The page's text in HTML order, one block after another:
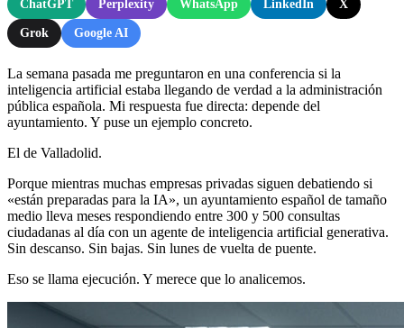
ChatGPT Perplexity WhatsApp LinkedIn X
Grok Google AI
La semana pasada me preguntaron en una conferencia si la
inteligencia artificial estaba llegando de verdad a la administración
pública española. Mi respuesta fue directa: depende del
ayuntamiento. Y puse un ejemplo concreto.
El de Valladolid.
Porque mientras muchas empresas privadas siguen debatiendo si
«están preparadas para la IA», un ayuntamiento español de tamaño
medio lleva meses respondiendo entre 300 y 500 consultas
ciudadanas al día con un agente de inteligencia artificial generativa.
Sin descanso. Sin bajas. Sin lunes de vuelta de puente.
Eso se llama ejecución. Y merece que lo analicemos.